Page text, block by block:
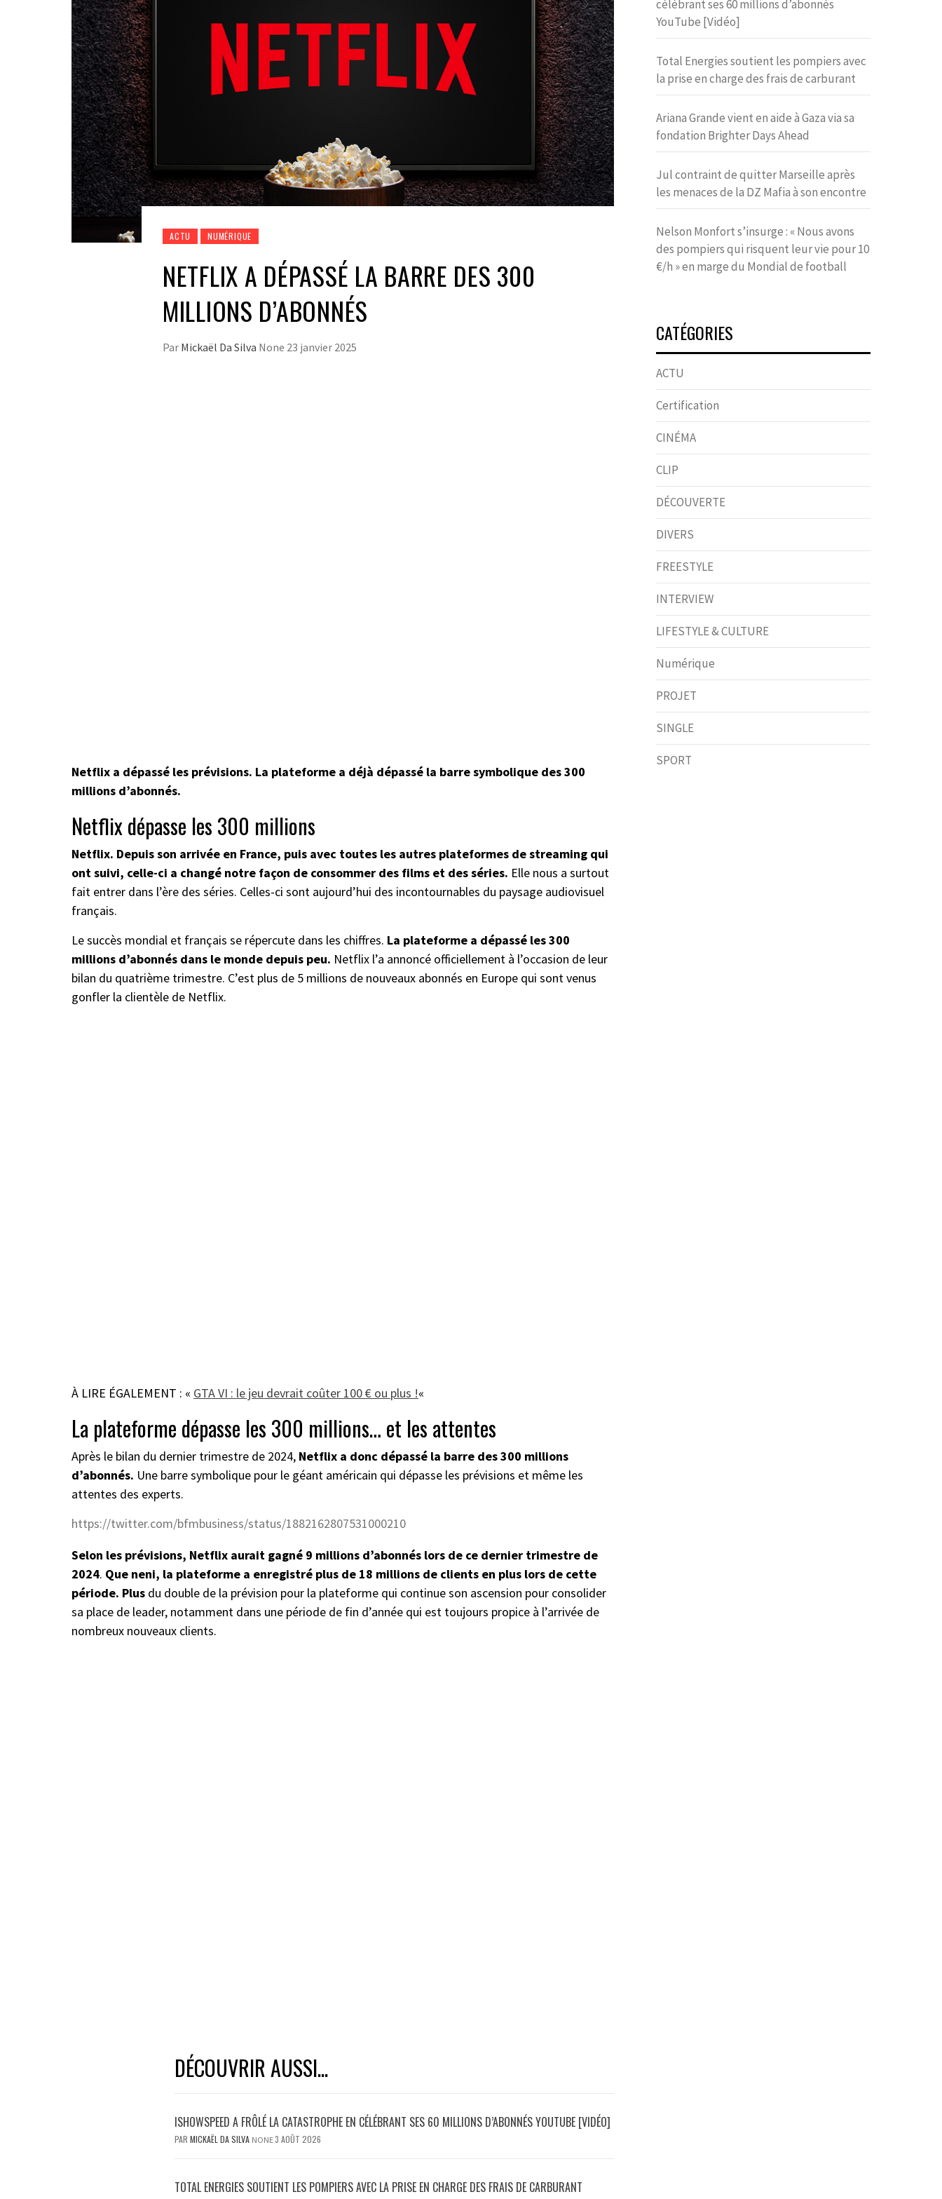
ACTU NUMÉRIQUE
NETFLIX A DÉPASSÉ LA BARRE DES 300
MILLIONS D’ABONNÉS
Par Mickaël Da Silva None 23 janvier 2025
Netflix a dépassé les prévisions. La plateforme a déjà dépassé la barre symbolique des 300
millions d’abonnés.
Netflix dépasse les 300 millions
Netflix. Depuis son arrivée en France, puis avec toutes les autres plateformes de streaming qui
ont suivi, celle-ci a changé notre façon de consommer des films et des séries. Elle nous a surtout
fait entrer dans l’ère des séries. Celles-ci sont aujourd’hui des incontournables du paysage audiovisuel
français.
Le succès mondial et français se répercute dans les chiffres. La plateforme a dépassé les 300
millions d’abonnés dans le monde depuis peu. Netflix l’a annoncé officiellement à l’occasion de leur
bilan du quatrième trimestre. C’est plus de 5 millions de nouveaux abonnés en Europe qui sont venus
gonfler la clientèle de Netflix.
À LIRE ÉGALEMENT : « GTA VI : le jeu devrait coûter 100 € ou plus !«
La plateforme dépasse les 300 millions… et les attentes
Après le bilan du dernier trimestre de 2024, Netflix a donc dépassé la barre des 300 millions
d’abonnés. Une barre symbolique pour le géant américain qui dépasse les prévisions et même les
attentes des experts.
https://twitter.com/bfmbusiness/status/1882162807531000210
Selon les prévisions, Netflix aurait gagné 9 millions d’abonnés lors de ce dernier trimestre de
2024. Que neni, la plateforme a enregistré plus de 18 millions de clients en plus lors de cette
période. Plus du double de la prévision pour la plateforme qui continue son ascension pour consolider
sa place de leader, notamment dans une période de fin d’année qui est toujours propice à l’arrivée de
nombreux nouveaux clients.
DÉCOUVRIR AUSSI...
ISHOWSPEED A FRÔLÉ LA CATASTROPHE EN CÉLÉBRANT SES 60 MILLIONS D’ABONNÉS YOUTUBE [VIDÉO]
PAR MICKAËL DA SILVA NONE3 AOÛT 2026
TOTAL ENERGIES SOUTIENT LES POMPIERS AVEC LA PRISE EN CHARGE DES FRAIS DE CARBURANT
célébrant ses 60 millions d’abonnés
YouTube [Vidéo]
Total Energies soutient les pompiers avec
la prise en charge des frais de carburant
Ariana Grande vient en aide à Gaza via sa
fondation Brighter Days Ahead
Jul contraint de quitter Marseille après
les menaces de la DZ Mafia à son encontre
Nelson Monfort s’insurge : « Nous avons
des pompiers qui risquent leur vie pour 10
€/h » en marge du Mondial de football
CATÉGORIES
ACTU
Certification
CINÉMA
CLIP
DÉCOUVERTE
DIVERS
FREESTYLE
INTERVIEW
LIFESTYLE & CULTURE
Numérique
PROJET
SINGLE
SPORT